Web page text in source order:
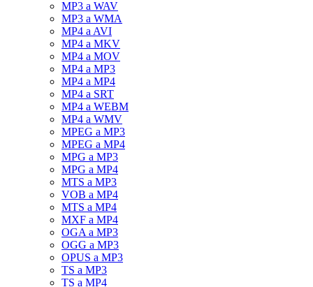
MP3 a WAV
MP3 a WMA
MP4 a AVI
MP4 a MKV
MP4 a MOV
MP4 a MP3
MP4 a MP4
MP4 a SRT
MP4 a WEBM
MP4 a WMV
MPEG a MP3
MPEG a MP4
MPG a MP3
MPG a MP4
MTS a MP3
VOB a MP4
MTS a MP4
MXF a MP4
OGA a MP3
OGG a MP3
OPUS a MP3
TS a MP3
TS a MP4